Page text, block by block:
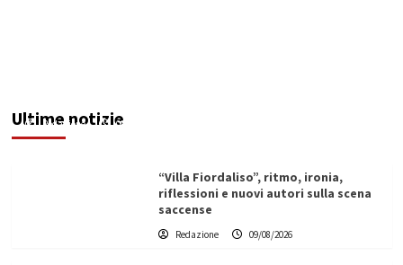
Ultime notizie
Redazione 09/08/2026
“Villa Fiordaliso”, ritmo, ironia,
riflessioni e nuovi autori sulla scena
saccense
Redazione 09/08/2026